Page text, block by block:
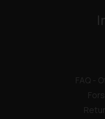
FAQ -